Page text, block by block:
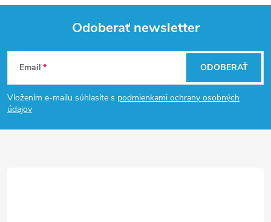
Z
á
p
Odoberať newsletter
Email
Vložením e-mailu súhlasíte s podmienkami ochrany osobných
údajov
ODOBERAŤ